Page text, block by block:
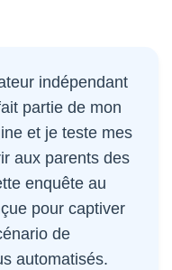
indépendant
partie de mon
et je teste mes
aux parents des
enquête au
pour captiver
de
automatisés.